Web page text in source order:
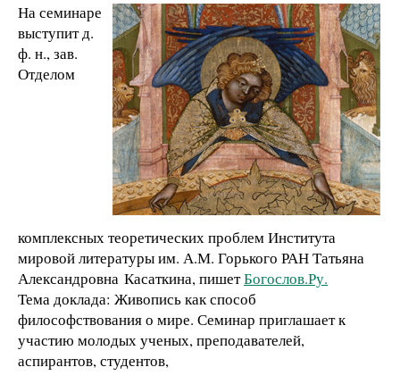
На семинаре
выступит д.
ф. н., зав.
Отделом
комплексных теоретических проблем Института
мировой литературы им. А.М. Горького РАН Татьяна
Александровна Касаткина, пишетБогослов.Ру.
Тема доклада: Живопись как способ
философствования о мире. Семинар приглашает к
участию молодых ученых, преподавателей,
аспирантов, студентов,